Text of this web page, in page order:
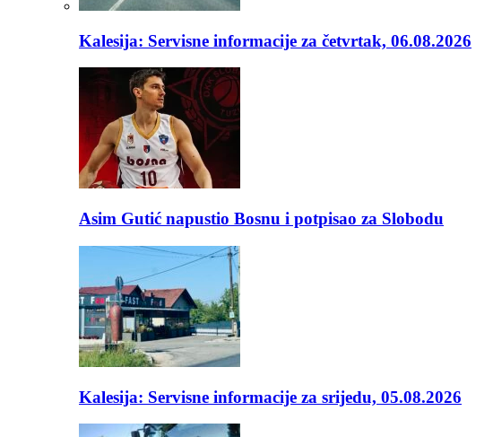
Kalesija: Servisne informacije za četvrtak, 06.08.2026
Asim Gutić napustio Bosnu i potpisao za Slobodu
Kalesija: Servisne informacije za srijedu, 05.08.2026